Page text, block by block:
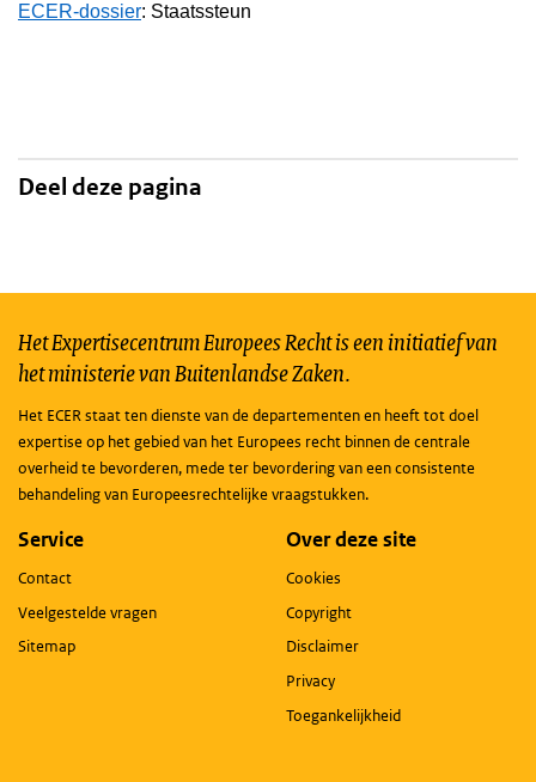
ECER-dossier: Staatssteun
Deel deze pagina
Het Expertisecentrum Europees Recht is een initiatief van
het ministerie van Buitenlandse Zaken.
Het ECER staat ten dienste van de departementen en heeft tot doel
expertise op het gebied van het Europees recht binnen de centrale
overheid te bevorderen, mede ter bevordering van een consistente
behandeling van Europeesrechtelijke vraagstukken.
Service
Contact
Veelgestelde vragen
Sitemap
Over deze site
Cookies
Copyright
Disclaimer
Privacy
Toegankelijkheid